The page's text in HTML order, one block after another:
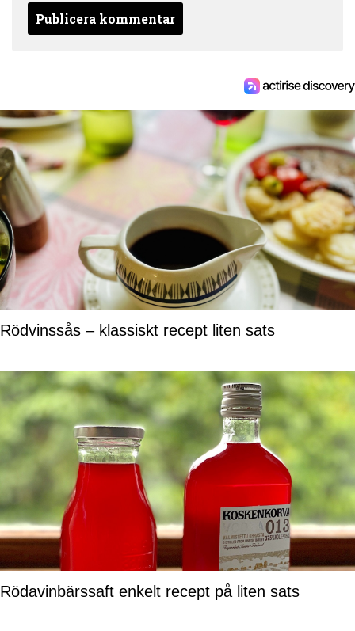
Rödvinssås – klassiskt recept liten sats
Rödavinbärssaft enkelt recept på liten sats